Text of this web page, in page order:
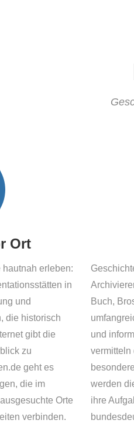
Ort
hautnah erleben:
in
und
die historisch
gibt die
zu
geht es
die im
Orte
verbinden.
Buch,
und
vermitteln
werden
ihre